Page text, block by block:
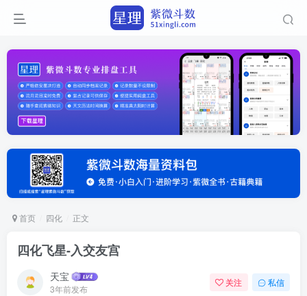
首页 四化 正文
四化飞星-入交友宫
天宝
3年前发布
关注 私信